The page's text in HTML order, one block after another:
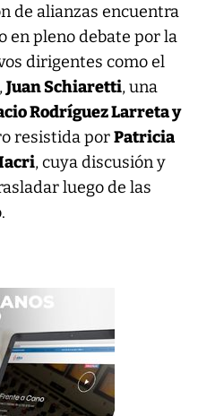
de alianzas encuentra
en pleno debate por la
dirigentes como el
Juan Schiaretti, una
Rodríguez Larreta y
resistida porPatricia
, cuya discusión y
luego de las